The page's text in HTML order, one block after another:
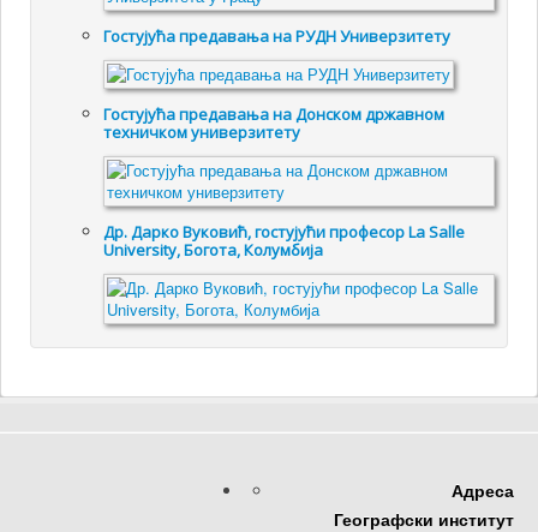
Гостујућa предавањa на РУДН Универзитету
Гостујућа предавања на Донском државном
техничком универзитету
Др. Дарко Вуковић, гостујући професор La Salle
University, Богота, Колумбија
Адреса
Географски институт